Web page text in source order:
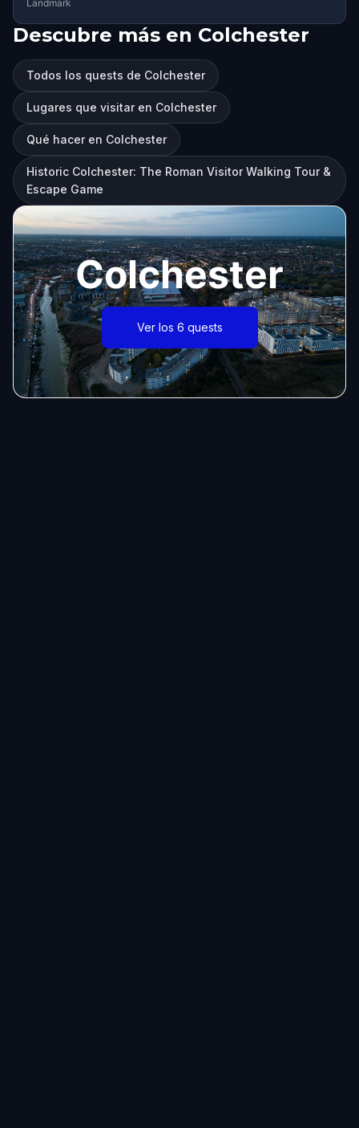
Landmark
Descubre más en Colchester
Todos los quests de Colchester
Lugares que visitar en Colchester
Qué hacer en Colchester
Historic Colchester: The Roman Visitor Walking Tour &
Escape Game
Colchester
Ver los 6 quests